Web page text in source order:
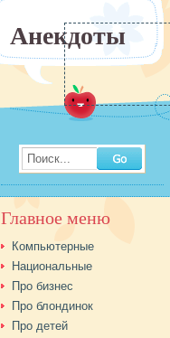
Анекдоты
Поиск...
Главное меню
Компьютерные
Национальные
Про бизнес
Про блондинок
Про детей